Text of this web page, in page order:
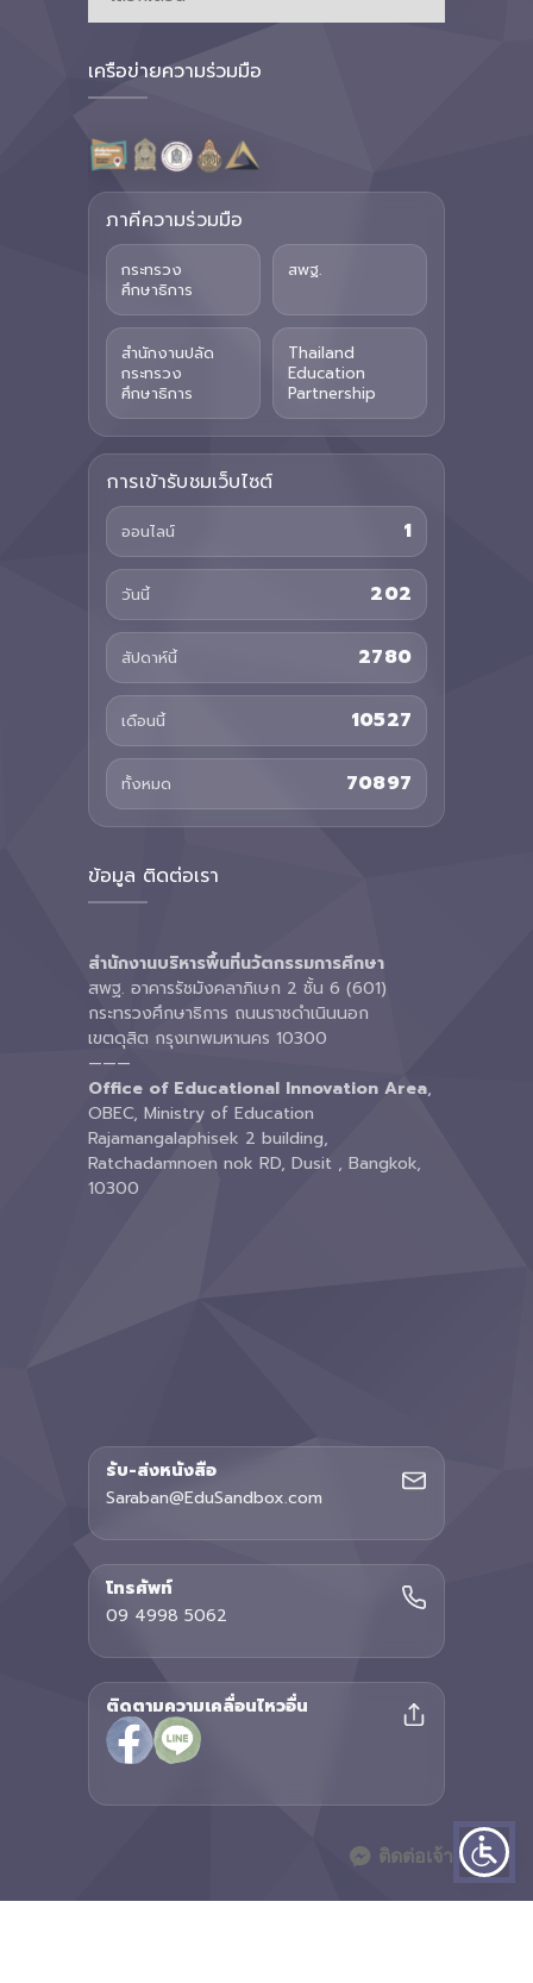
เครือข่ายความร่วมมือ
ภาคีความร่วมมือ
กระทรวง
ศึกษาธิการ
สพฐ.
สำนักงานปลัด
กระทรวง
ศึกษาธิการ
Thailand
Education
Partnership
การเข้ารับชมเว็บไซต์
ออนไลน์ 1
วันนี้ 202
สัปดาห์นี้ 2780
เดือนนี้ 10527
ทั้งหมด 70897
ข้อมูล ติดต่อเรา
สำนักงานบริหารพื้นที่นวัตกรรมการศึกษา
สพฐ. อาคารรัชมังคลาภิเษก 2 ชั้น 6 (601)
กระทรวงศึกษาธิการ ถนนราชดำเนินนอก
เขตดุสิต กรุงเทพมหานคร 10300
———
Office of Educational Innovation Area,
OBEC, Ministry of Education
Rajamangalaphisek 2 building,
Ratchadamnoen nok RD, Dusit , Bangkok,
10300
รับ-ส่งหนังสือ
Saraban@EduSandbox.com
โทรศัพท์
09 4998 5062
ติดตามความเคลื่อนไหวอื่น
ติดต่อเจ้าหน้าที่